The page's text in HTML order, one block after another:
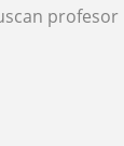
profesor